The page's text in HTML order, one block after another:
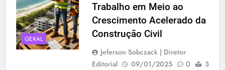
GERAL
Trabalho em Meio ao
Crescimento Acelerado da
Construção Civil
Jeferson Sobczack | Diretor
Editorial
09/01/2025 0
3